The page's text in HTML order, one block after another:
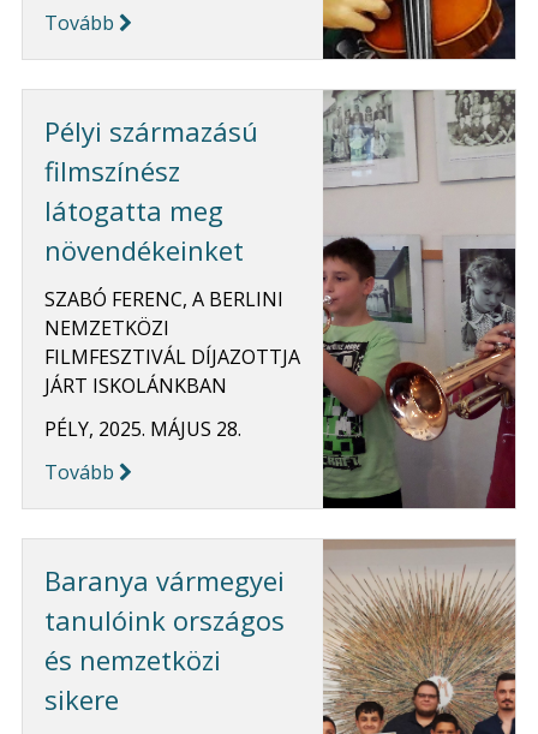
Tovább
Pélyi származású
filmszínész
látogatta meg
növendékeinket
SZABÓ FERENC, A BERLINI
NEMZETKÖZI
FILMFESZTIVÁL DÍJAZOTTJA
JÁRT ISKOLÁNKBAN
PÉLY, 2025. MÁJUS 28.
Tovább
Baranya vármegyei
tanulóink országos
és nemzetközi
sikere